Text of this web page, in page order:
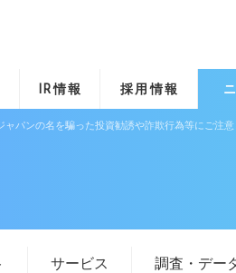
IR情報 採用情報
ャパンの名を騙った投資勧誘や詐欺行為等にご注意
サービス 調査・デー